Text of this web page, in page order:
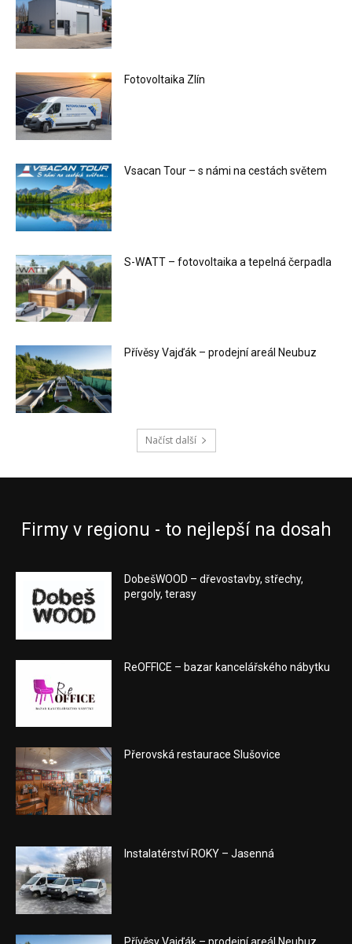
Fotovoltaika Zlín
Vsacan Tour – s námi na cestách světem
S-WATT – fotovoltaika a tepelná čerpadla
Přívěsy Vajďák – prodejní areál Neubuz
Načíst další
Firmy v regionu - to nejlepší na dosah
DobešWOOD – dřevostavby, střechy,
pergoly, terasy
ReOFFICE – bazar kancelářského nábytku
Přerovská restaurace Slušovice
Instalatérství ROKY – Jasenná
Přívěsy Vajďák – prodejní areál Neubuz